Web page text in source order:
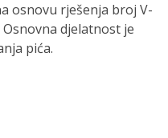
osnovu rješenja broj V-
djelatnost je
pića.